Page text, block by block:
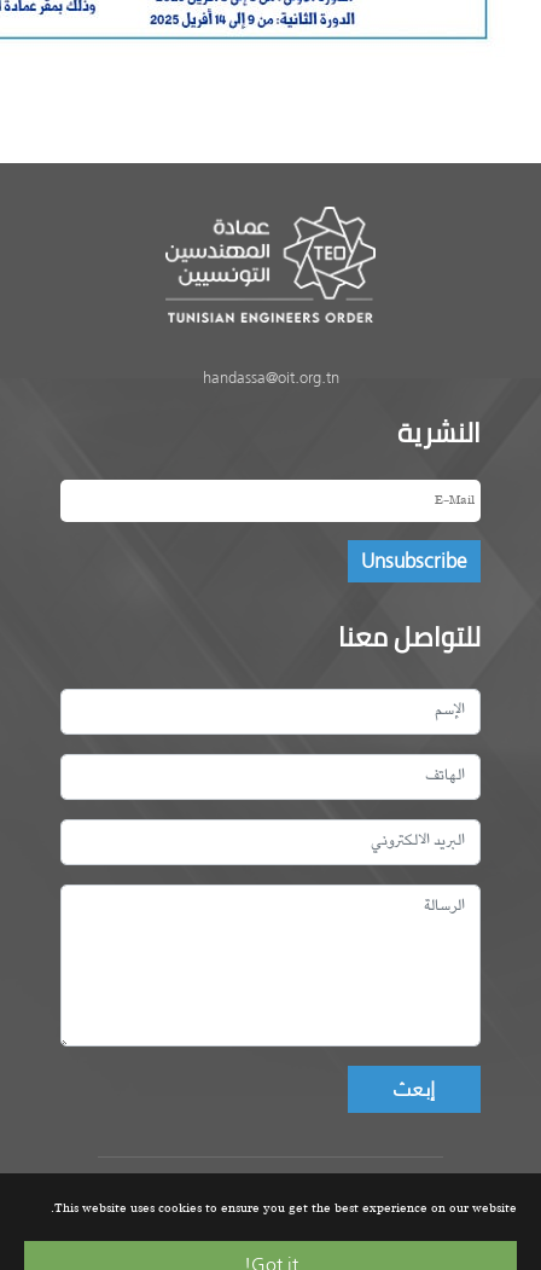
This website uses cookies to ensure you get the best experience on our website.
Got it!
handassa@oit.org.tn
النشرية
للتواصل معنا
تصميم و تطوير الموقع من قبل